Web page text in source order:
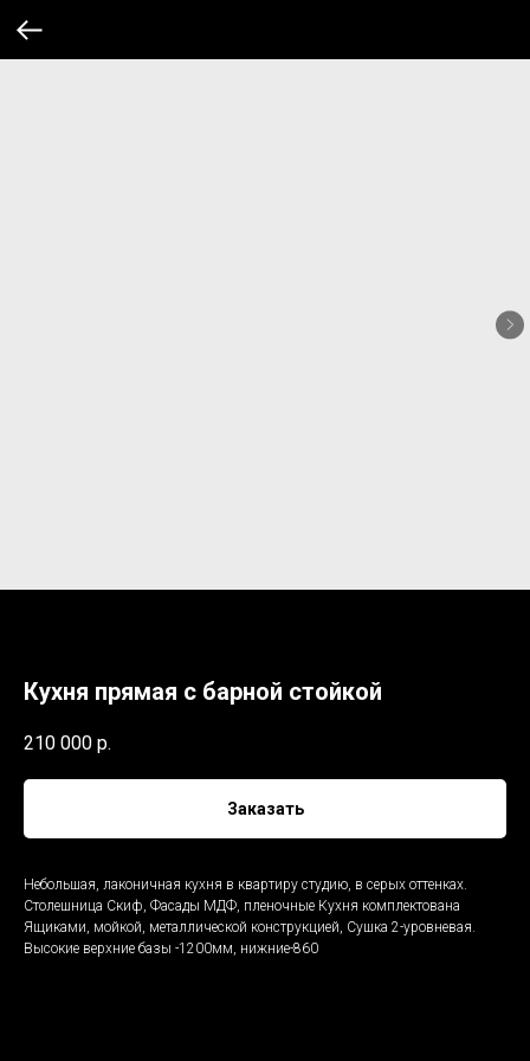
Кухня прямая с барной стойкой
210 000 р.
Заказать
Небольшая, лаконичная кухня в квартиру студию, в серых оттенках.
Столешница Скиф, Фасады МДФ, пленочные Кухня комплектована
Ящиками, мойкой, металлической конструкцией, Сушка 2-уровневая.
Высокие верхние базы -1200мм, нижние-860